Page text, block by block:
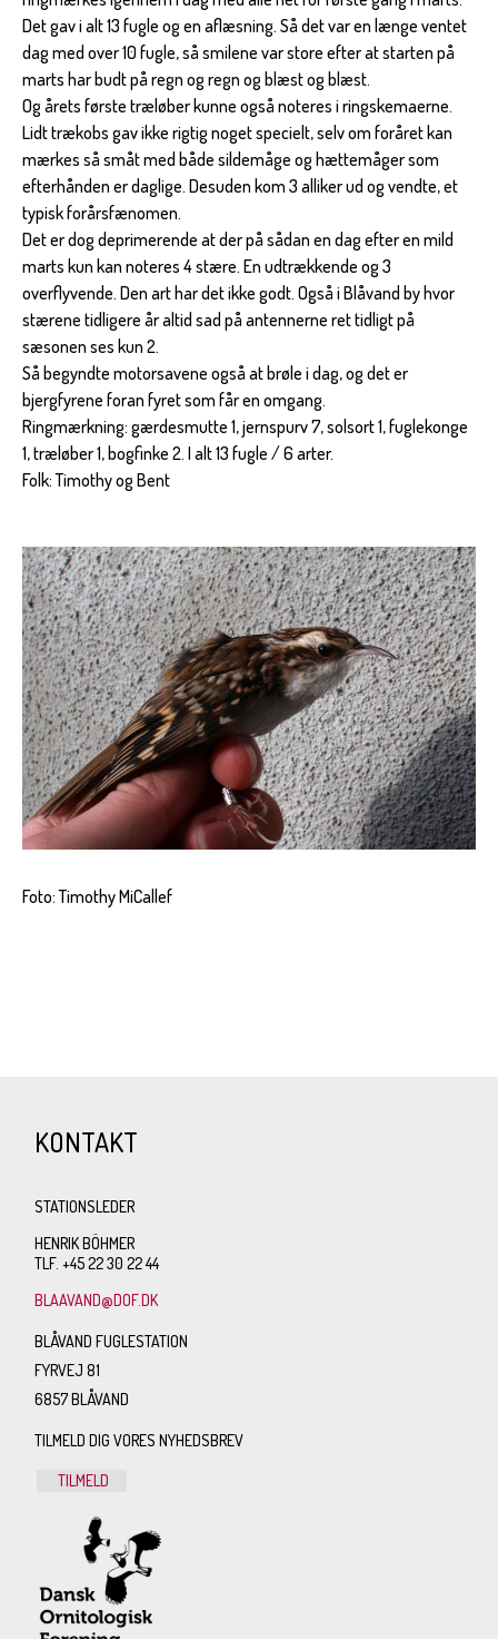
Det gav i alt 13 fugle og en aflæsning. Så det var en længe ventet
dag med over 10 fugle, så smilene var store efter at starten på
marts har budt på regn og regn og blæst og blæst.
Og årets første træløber kunne også noteres i ringskemaerne.
Lidt trækobs gav ikke rigtig noget specielt, selv om foråret kan
mærkes så småt med både sildemåge og hættemåger som
efterhånden er daglige. Desuden kom 3 alliker ud og vendte, et
typisk forårsfænomen.
Det er dog deprimerende at der på sådan en dag efter en mild
marts kun kan noteres 4 stære. En udtrækkende og 3
overflyvende. Den art har det ikke godt. Også i Blåvand by hvor
stærene tidligere år altid sad på antennerne ret tidligt på
sæsonen ses kun 2.
Så begyndte motorsavene også at brøle i dag, og det er
bjergfyrene foran fyret som får en omgang.
Ringmærkning: gærdesmutte 1, jernspurv 7, solsort 1, fuglekonge
1, træløber 1, bogfinke 2. I alt 13 fugle / 6 arter.
Folk: Timothy og Bent
Foto: Timothy MiCallef
KONTAKT
STATIONSLEDER
HENRIK BÖHMER
TLF. +45 22 30 22 44
BLAAVAND@DOF.DK
BLÅVAND FUGLESTATION
FYRVEJ 81
6857 BLÅVAND
TILMELD DIG VORES NYHEDSBREV
TILMELD